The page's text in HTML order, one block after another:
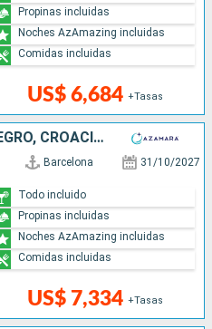
US$ 6,684 +Tasas
Propinas incluidas
Noches AzAmazing incluidas
Comidas incluidas
ESPAÑA, ITALIA, MONTENEGRO, CROACIA, GRECIA, CHIPRE, TURQUÍA
Barcelona 31/10/2027
US$ 7,334 +Tasas
Todo incluido
Propinas incluidas
Noches AzAmazing incluidas
Comidas incluidas